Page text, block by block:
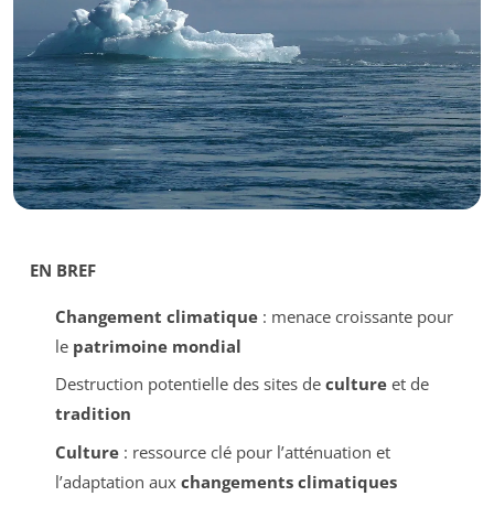
EN BREF
Changement climatique: menace croissante pour
le patrimoine mondial
Destruction potentielle des sites de cultureet de
tradition
Culture: ressource clé pour l’atténuation et
l’adaptation aux changements climatiques